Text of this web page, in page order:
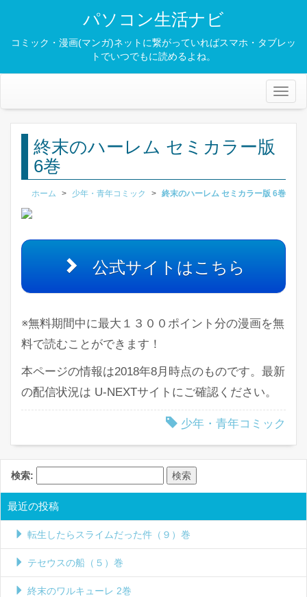
パソコン生活ナビ
コミック・漫画(マンガ)ネットに繋がっていればスマホ・タブレッ
トでいつでもに読めるよね。
終末のハーレム セミカラー版
6巻
ホーム > 少年・青年コミック > 終末のハーレム セミカラー版 6巻
公式サイトはこちら
※無料期間中に最大１３００ポイント分の漫画を無
料で読むことができます！
本ページの情報は2018年8月時点のものです。最新
の配信状況は U-NEXTサイトにご確認ください。
少年・青年コミック
検索:
最近の投稿
転生したらスライムだった件（９）巻
テセウスの船（５）巻
終末のワルキューレ 2巻